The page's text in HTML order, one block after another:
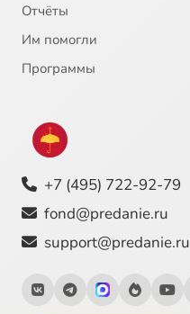
Отчёты
Им помогли
Программы
+7 (495) 722-92-79
fond@predanie.ru
support@predanie.ru